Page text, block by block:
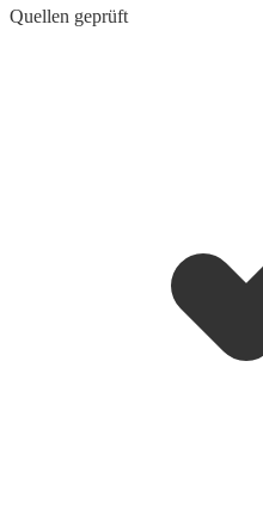
Quellen geprüft